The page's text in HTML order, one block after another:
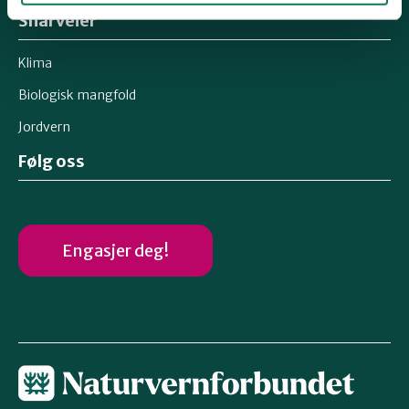
Snarveier
Klima
Biologisk mangfold
Jordvern
Følg oss
Engasjer deg!